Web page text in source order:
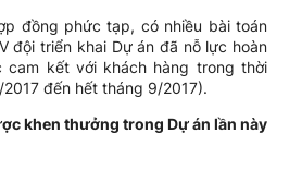
đồng phức tạp, có nhiều bài toán
đội triển khai Dự án đã nỗ lực hoàn
cam kết với khách hàng trong thời
đến hết tháng 9/2017).
khen thưởng trong Dự án lần này